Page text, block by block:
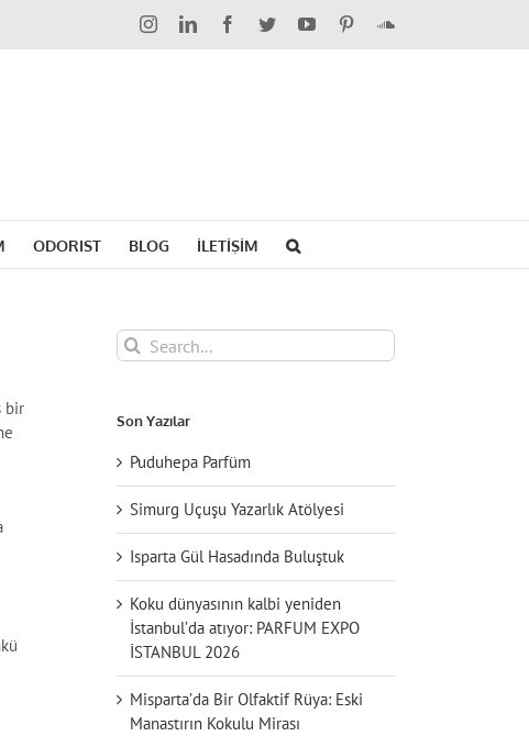
InstagramLinkedInFacebook
TwitterYouTubePinterestSoundCloud
ODORIST BLOG İLETİŞİM
bir
Search
for:
Son Yazılar
Puduhepa Parfüm
Simurg Uçuşu Yazarlık Atölyesi
Isparta Gül Hasadında Buluştuk
Koku dünyasının kalbi yeniden
İstanbul’da atıyor: PARFUM EXPO
İSTANBUL 2026
Misparta’da Bir Olfaktif Rüya: Eski
Manastırın Kokulu Mirası